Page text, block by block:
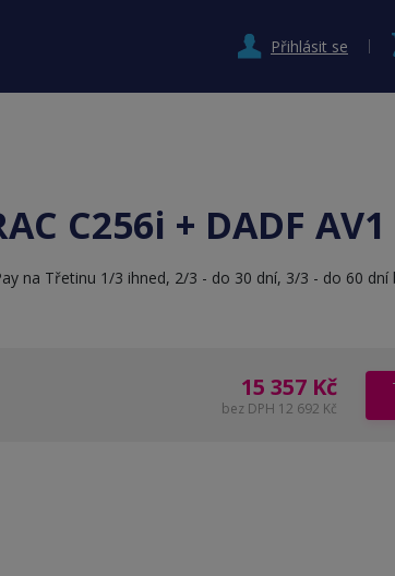
Přihlásit se
C256i + DADF AV1
na Třetinu 1/3 ihned, 2/3 - do 30 dní, 3/3 - do 60 dní
15 357 Kč
bez DPH 12 692 Kč